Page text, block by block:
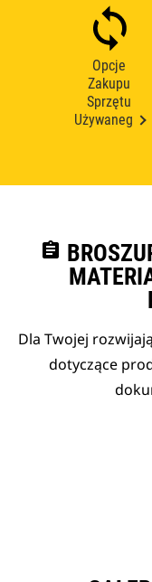
Opcje
Zakupu
Sprzętu
Używaneg
assignment
Dla Twojej
dotyczące